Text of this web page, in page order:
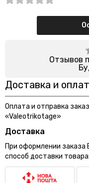
Отзывов
Доставка и
Оплата и отправка
«Valeotrikotage»
Доставка
При оформлении
способ доставки товара: